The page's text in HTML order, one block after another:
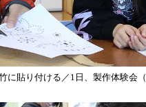
に貼り付ける／1日、製作体験会